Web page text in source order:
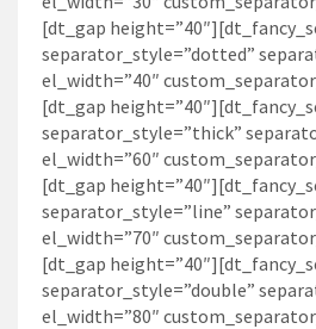
[dt_gap
separator_style=”dotted”
el_width=”40″
[dt_gap
separator_style=”thick”
el_width=”60″
[dt_gap
separator_style=”line”
el_width=”70″
[dt_gap
separator_style=”double”
el_width=”80″